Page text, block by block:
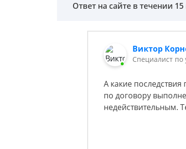
Ответ на сайте в течении
Виктор
Cпециалист по
А какие
по договору
недействительным.